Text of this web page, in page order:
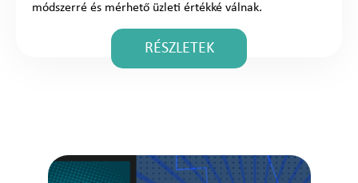
módszerré és mérhető üzleti értékké válnak.
RÉSZLETEK